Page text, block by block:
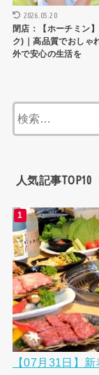
2026.05.20
閉店：【ホーチミン
ク)｜高品質でおしゃ
外で安心の生活を
人気記事TOP10
【07月31日】